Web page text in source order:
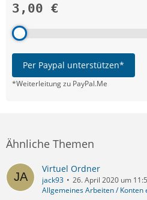
3,00 €
Per Paypal unterstützen*
*Weiterleitung zu PayPal.Me
Ähnliche Themen
Virtuel Ordner
jack93
26. April 2020 um
Allgemeines Arbeiten /